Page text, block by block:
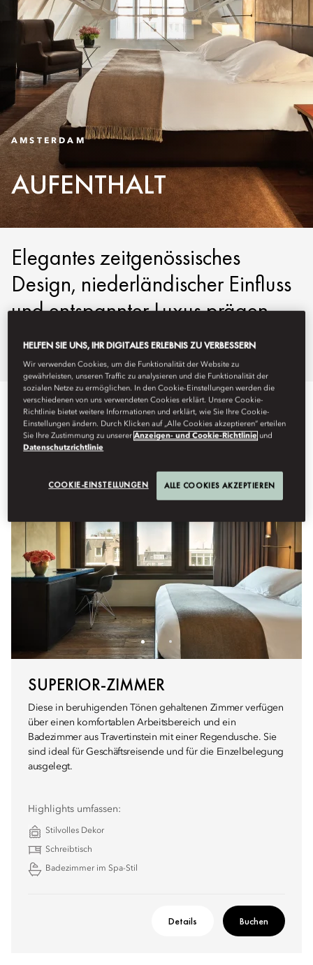
AMSTERDAM
AUFENTHALT
Elegantes zeitgenössisches
Design, niederländischer Einfluss
und entspannter Luxus prägen
unsere Zimmer und Suiten.
Alle anzeigen Zimmer Zimmer mit Verbindungstür
SUPERIOR-ZIMMER
Diese in beruhigenden Tönen gehaltenen Zimmer verfügen
über einen komfortablen Arbeitsbereich und ein
Badezimmer aus Travertinstein mit einer Regendusche. Sie
sind ideal für Geschäftsreisende und für die Einzelbelegung
ausgelegt.
Highlights umfassen:
Stilvolles Dekor
Schreibtisch
Badezimmer im Spa-Stil
Details Buchen
HELFEN SIE UNS, IHR DIGITALES ERLEBNIS ZU VERBESSERN
Wir verwenden Cookies, um die Funktionalität der Website zu
gewährleisten, unseren Traffic zu analysieren und die Funktionalität der
sozialen Netze zu ermöglichen. In den Cookie-Einstellungen werden die
verschiedenen von uns verwendeten Cookies erklärt. Unsere Cookie-
Richtlinie bietet weitere Informationen und erklärt, wie Sie Ihre Cookie-
Einstellungen ändern. Durch Klicken auf „Alle Cookies akzeptieren“ erteilen
Sie Ihre Zustimmung zu unsererAnzeigen- und Cookie-Richtlinie und
Datenschutzrichtlinie
COOKIE-EINSTELLUNGEN ALLE COOKIES AKZEPTIEREN